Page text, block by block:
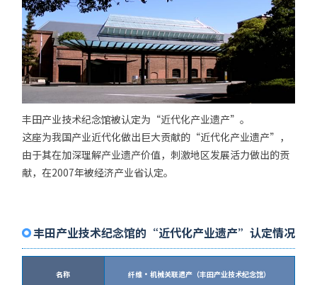
丰田产业技术纪念馆被认定为“近代化产业遗产”。
这座为我国产业近代化做出巨大贡献的“近代化产业遗产”，
由于其在加深理解产业遗产价值，刺激地区发展活力做出的贡
献，在2007年被经济产业省认定。
丰田产业技术纪念馆的“近代化产业遗产”认定情况
名称 纤维·机械关联遗产（丰田产业技术纪念馆）